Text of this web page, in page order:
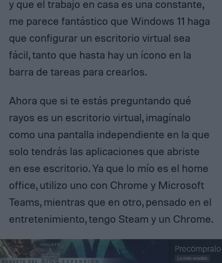
y que el trabajo en casa es una constante,
me parece fantástico que Windows 11 haga
que configurar un escritorio virtual sea
fácil, tanto que hasta hay un ícono en la
barra de tareas para crearlos.
Ahora que si te estás preguntando qué
rayos es un escritorio virtual, imagínalo
como una pantalla independiente en la que
solo tendrás las aplicaciones que abriste
en ese escritorio. Ya que lo mío es el home
office, utilizo uno con Chrome y Microsoft
Teams, mientras que en otro, pensado en el
entretenimiento, tengo Steam y un Chrome.